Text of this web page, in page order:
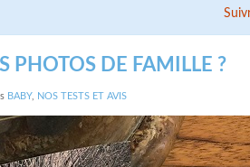
PHOTOS DE FAMILLE ?
BABY, NOS TESTS ET AVIS